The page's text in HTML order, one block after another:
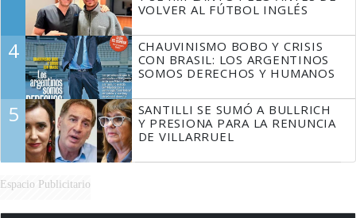
VOLVER AL FÚTBOL INGLÉS
4
CHAUVINISMO BOBO Y CRISIS
CON BRASIL: LOS ARGENTINOS
SOMOS DERECHOS Y HUMANOS
5
SANTILLI SE SUMÓ A BULLRICH
Y PRESIONA PARA LA RENUNCIA
DE VILLARRUEL
Espacio Publicitario